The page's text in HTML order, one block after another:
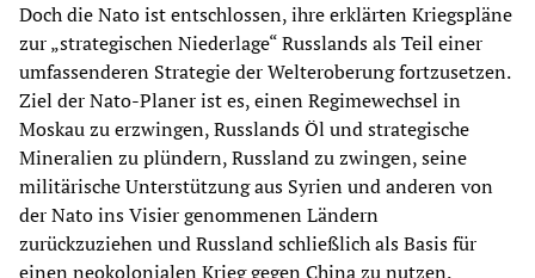
Doch die Nato ist entschlossen, ihre erklärten Kriegspläne
zur „strategischen Niederlage“ Russlands als Teil einer
umfassenderen Strategie der Welteroberung fortzusetzen.
Ziel der Nato-Planer ist es, einen Regimewechsel in
Moskau zu erzwingen, Russlands Öl und strategische
Mineralien zu plündern, Russland zu zwingen, seine
militärische Unterstützung aus Syrien und anderen von
der Nato ins Visier genommenen Ländern
zurückzuziehen und Russland schließlich als Basis für
einen neokolonialen Krieg gegen China zu nutzen.